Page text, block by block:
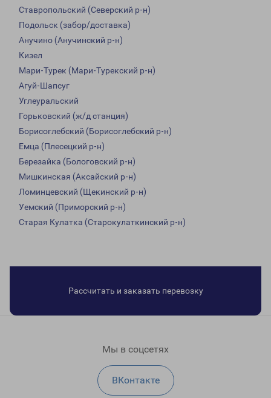
Ставропольский (Северский р-н)
Подольск (забор/доставка)
Анучино (Анучинский р-н)
Кизел
Мари-Турек (Мари-Турекский р-н)
Агуй-Шапсуг
Углеуральский
Горьковский (ж/д станция)
Борисоглебский (Борисоглебский р-н)
Емца (Плесецкий р-н)
Березайка (Бологовский р-н)
Мишкинская (Аксайский р-н)
Ломинцевский (Щекинский р-н)
Уемский (Приморский р-н)
Старая Кулатка (Старокулаткинский р-н)
Рассчитать и заказать перевозку
Мы в соцсетях
ВКонтакте